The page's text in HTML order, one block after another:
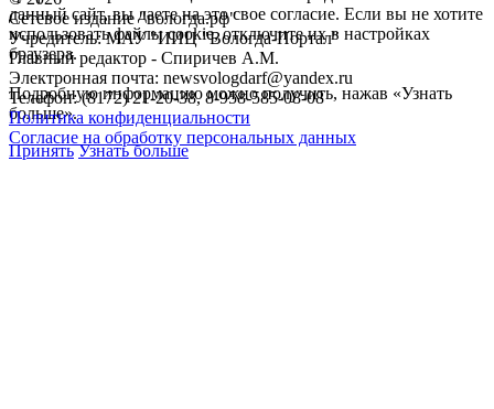
Сетевое издание "вологда.рф"
Учредитель: МАУ "ИИЦ "Вологда-Портал"
Главный редактор - Спиричев А.М.
Электронная почта: newsvologdarf@yandex.ru
Телефон: (8172) 21-20-38, 8-958-585-08-08
Политика конфиденциальности
Согласие на обработку персональных данных
данный сайт, вы даете на это свое согласие. Если вы не хотите
использовать файлы cookie, отключите их в настройках
браузера.
Подробную информацию можно получить, нажав «Узнать
больше».
Принять Узнать больше